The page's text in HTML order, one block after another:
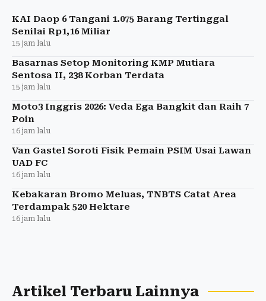
KAI Daop 6 Tangani 1.075 Barang Tertinggal
Senilai Rp1,16 Miliar
15 jam lalu
Basarnas Setop Monitoring KMP Mutiara
Sentosa II, 238 Korban Terdata
15 jam lalu
Moto3 Inggris 2026: Veda Ega Bangkit dan Raih 7
Poin
16 jam lalu
Van Gastel Soroti Fisik Pemain PSIM Usai Lawan
UAD FC
16 jam lalu
Kebakaran Bromo Meluas, TNBTS Catat Area
Terdampak 520 Hektare
16 jam lalu
Artikel Terbaru Lainnya